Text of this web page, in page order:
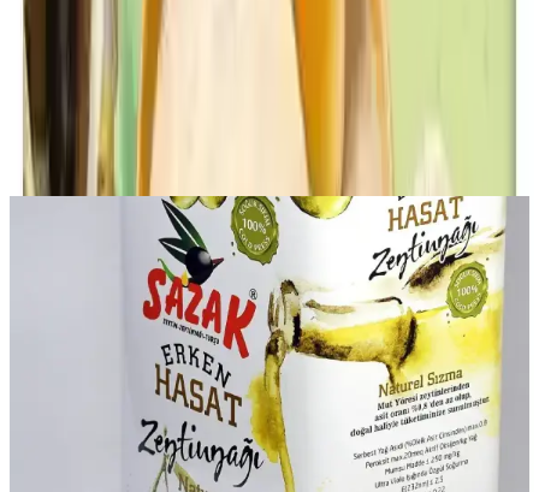
Yorum
Ayın popüler yazıları